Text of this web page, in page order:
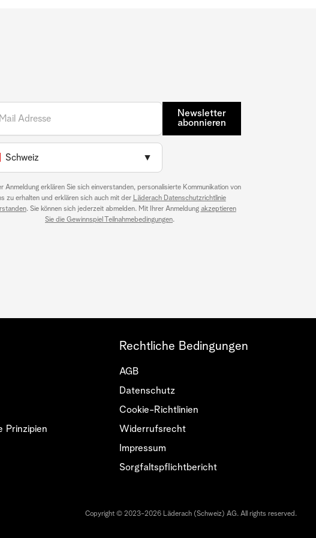
Schweiz ▼
Newsletter
abonnieren
Anmeldung erklären Sie sich einverstanden, personalisierte Kommunikation von
zu erhalten und erklären sich auch mit der Läderach Datenschutzrichtlinie
. Sie können sich jederzeit abmelden. Mit Ihrer Anmeldung akzeptieren
Sie die Gewinnspiel Teilnahmebedingungen.
Prinzipien
Rechtliche Bedingungen
AGB
Datenschutz
Cookie-Richtlinien
Widerrufsrecht
Impressum
Sorgfaltspflichtbericht
Copyright © 2023-2026 Läderach (Schweiz) AG. All rights reserved.